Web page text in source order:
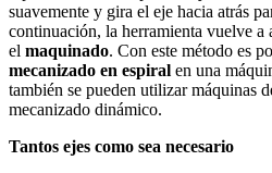
suavemente y gira el eje hacia atrás
continuación, la herramienta vuelve a
el maquinado. Con este método es
mecanizado en espiral en una
también se pueden utilizar máquinas
mecanizado dinámico.
Tantos ejes como sea necesario